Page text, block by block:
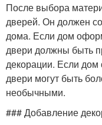
После выбора
дверей. Он должен
дома. Если дом
двери должны быть
декорации. Если
двери могут быть
необычными.
### Добавление